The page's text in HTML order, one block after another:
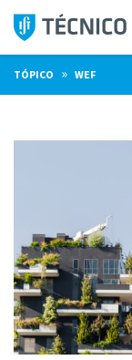
Saltar
para
o
conteúdo
TÓPICO » WEF